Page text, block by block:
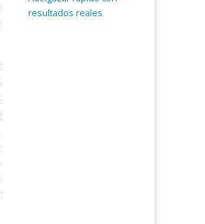
resultados reales